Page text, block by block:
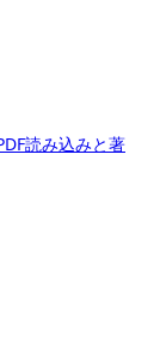
読み込みと著